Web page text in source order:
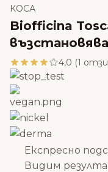
КОСА
Biofficina
4,0 (1
Eкспресно
Видим